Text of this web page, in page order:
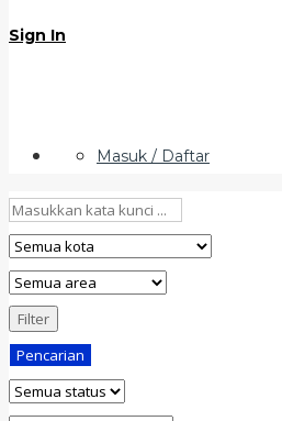
Sign In
Masuk / Daftar
Filter
Pencarian